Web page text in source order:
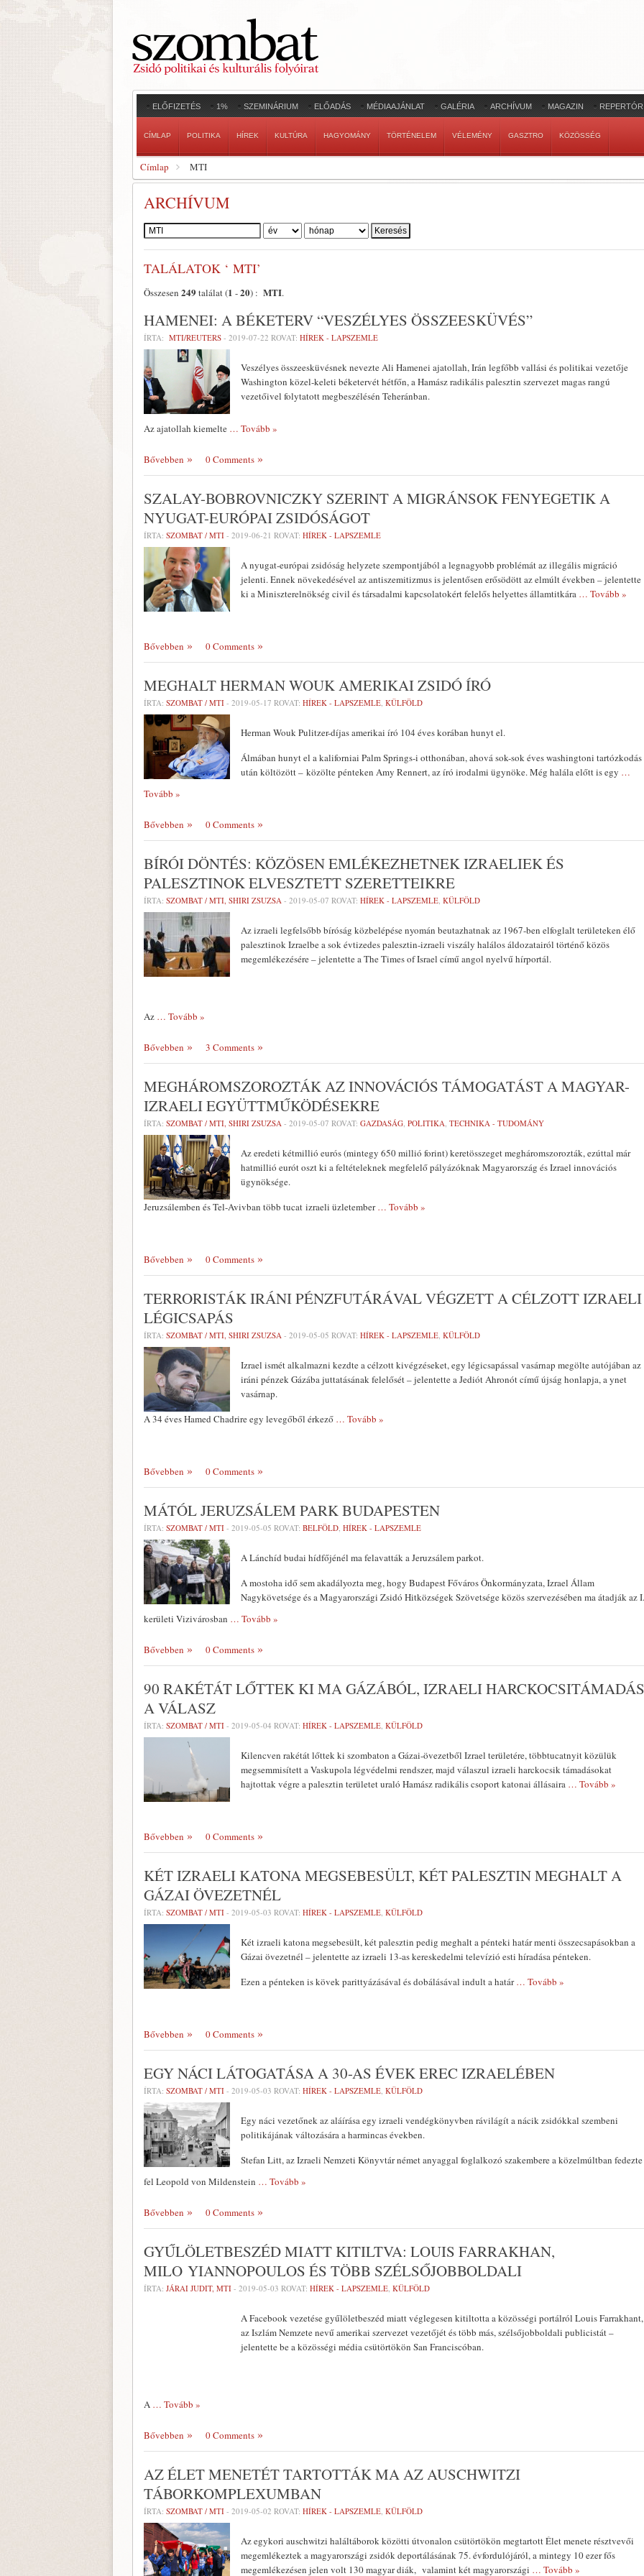
ELŐFIZETÉS 1% SZEMINÁRIUM ELŐADÁS MÉDIAAJÁNLAT GALÉRIA ARCHÍVUM MAGAZIN
CÍMLAP POLITIKA HÍREK KULTÚRA HAGYOMÁNY TÖRTÉNELEM VÉLEMÉNY GASZTRO KÖZÖSSÉG
Címlap MTI
ARCHÍVUM
Szerző:
TALÁLATOK ‘ MTI’
Összesen 249 találat (1 -20) : MTI.
HAMENEI: A BÉKETERV “VESZÉLYES ÖSSZEESKÜVÉS”
ÍRTA: MTI/REUTERS - 2019-07-22 ROVAT: HÍREK - LAPSZEMLE
Veszélyes összeesküvésnek nevezte Ali Hamenei ajatollah, Irán legfőbb vallási és politikai vezetője
Washington közel-keleti béketervét hétfőn, a Hamász radikális palesztin szervezet magas rangú
vezetőivel folytatott megbeszélésén Teheránban.
Az ajatollah kiemelte … Tovább »
Bővebben 0 Comments
SZALAY-BOBROVNICZKY SZERINT A MIGRÁNSOK FENYEGETIK A
NYUGAT-EURÓPAI ZSIDÓSÁGOT
ÍRTA: SZOMBAT / MTI - 2019-06-21 ROVAT: HÍREK - LAPSZEMLE
A nyugat-európai zsidóság helyzete szempontjából a legnagyobb problémát az illegális migráció
jelenti. Ennek növekedésével az antiszemitizmus is jelentősen erősödött az elmúlt években – jelentette
ki a Miniszterelnökség civil és társadalmi kapcsolatokért felelős helyettes államtitkára … Tovább »
Bővebben 0 Comments
MEGHALT HERMAN WOUK AMERIKAI ZSIDÓ ÍRÓ
ÍRTA: SZOMBAT / MTI - 2019-05-17 ROVAT: HÍREK - LAPSZEMLE, KÜLFÖLD
Herman Wouk Pulitzer-díjas amerikai író 104 éves korában hunyt el.
Álmában hunyt el a kaliforniai Palm Springs-i otthonában, ahová sok-sok éves washingtoni tartózkodás
után költözött – közölte pénteken Amy Rennert, az író irodalmi ügynöke. Még halála előtt is egy …
Tovább »
Bővebben 0 Comments
BÍRÓI DÖNTÉS: KÖZÖSEN EMLÉKEZHETNEK IZRAELIEK ÉS
PALESZTINOK ELVESZTETT SZERETTEIKRE
ÍRTA: SZOMBAT / MTI, SHIRI ZSUZSA - 2019-05-07 ROVAT: HÍREK - LAPSZEMLE, KÜLFÖLD
Az izraeli legfelsőbb bíróság közbelépése nyomán beutazhatnak az 1967-ben elfoglalt területeken élő
palesztinok Izraelbe a sok évtizedes palesztin-izraeli viszály halálos áldozatairól történő közös
megemlékezésére – jelentette a The Times of Israel című angol nyelvű hírportál.
Az … Tovább »
Bővebben 3 Comments
MEGHÁROMSZOROZTÁK AZ INNOVÁCIÓS TÁMOGATÁST A MAGYAR-
IZRAELI EGYÜTTMŰKÖDÉSEKRE
ÍRTA: SZOMBAT / MTI, SHIRI ZSUZSA - 2019-05-07 ROVAT: GAZDASÁG, POLITIKA, TECHNIKA - TUDOMÁNY
Az eredeti kétmillió eurós (mintegy 650 millió forint) keretösszeget megháromszorozták, ezúttal már
hatmillió eurót oszt ki a feltételeknek megfelelő pályázóknak Magyarország és Izrael innovációs
ügynöksége.
Jeruzsálemben és Tel-Avivban több tucat izraeli üzletember… Tovább »
Bővebben 0 Comments
TERRORISTÁK IRÁNI PÉNZFUTÁRÁVAL VÉGZETT A CÉLZOTT IZRAELI
LÉGICSAPÁS
ÍRTA: SZOMBAT / MTI, SHIRI ZSUZSA - 2019-05-05 ROVAT: HÍREK - LAPSZEMLE, KÜLFÖLD
Izrael ismét alkalmazni kezdte a célzott kivégzéseket, egy légicsapással vasárnap megölte autójában az
iráni pénzek Gázába juttatásának felelősét – jelentette a Jediót Ahronót című újság honlapja, a ynet
vasárnap.
A 34 éves Hamed Chadrire egy levegőből érkező … Tovább »
Bővebben 0 Comments
MÁTÓL JERUZSÁLEM PARK BUDAPESTEN
ÍRTA: SZOMBAT / MTI - 2019-05-05 ROVAT: BELFÖLD, HÍREK - LAPSZEMLE
A Lánchíd budai hídfőjénél ma felavatták a Jeruzsálem parkot.
A mostoha idő sem akadályozta meg, hogy Budapest Főváros Önkormányzata, Izrael Állam
Nagykövetsége és a Magyarországi Zsidó Hitközségek Szövetsége közös szervezésében ma átadják az I.
kerületi Vizivárosban … Tovább »
Bővebben 0 Comments
90 RAKÉTÁT LŐTTEK KI MA GÁZÁBÓL, IZRAELI HARCKOCSITÁMADÁS
A VÁLASZ
ÍRTA: SZOMBAT / MTI - 2019-05-04 ROVAT: HÍREK - LAPSZEMLE, KÜLFÖLD
Kilencven rakétát lőttek ki szombaton a Gázai-övezetből Izrael területére, többtucatnyit közülük
megsemmisített a Vaskupola légvédelmi rendszer, majd válaszul izraeli harckocsik támadásokat
hajtottak végre a palesztin területet uraló Hamász radikális csoport katonai állásaira … Tovább »
Bővebben 0 Comments
KÉT IZRAELI KATONA MEGSEBESÜLT, KÉT PALESZTIN MEGHALT A
GÁZAI ÖVEZETNÉL
ÍRTA: SZOMBAT / MTI - 2019-05-03 ROVAT: HÍREK - LAPSZEMLE, KÜLFÖLD
Két izraeli katona megsebesült, két palesztin pedig meghalt a pénteki határ menti összecsapásokban a
Gázai övezetnél – jelentette az izraeli 13-as kereskedelmi televízió esti híradása pénteken.
Ezen a pénteken is kövek parittyázásával és dobálásával indult a határ… Tovább »
Bővebben 0 Comments
EGY NÁCI LÁTOGATÁSA A 30-AS ÉVEK EREC IZRAELÉBEN
ÍRTA: SZOMBAT / MTI - 2019-05-03 ROVAT: HÍREK - LAPSZEMLE, KÜLFÖLD
Egy náci vezetőnek az aláírása egy izraeli vendégkönyvben rávilágít a nácik zsidókkal szembeni
politikájának változására a harmincas években.
Stefan Litt, az Izraeli Nemzeti Könyvtár német anyaggal foglalkozó szakembere a közelmúltban fedezte
fel Leopold von Mildenstein … Tovább »
Bővebben 0 Comments
GYŰLÖLETBESZÉD MIATT KITILTVA: LOUIS FARRAKHAN,
MILO YIANNOPOULOS ÉS TÖBB SZÉLSŐJOBBOLDALI
ÍRTA: JÁRAI JUDIT, MTI - 2019-05-03 ROVAT: HÍREK - LAPSZEMLE, KÜLFÖLD
A Facebook vezetése gyűlöletbeszéd miatt véglegesen kitiltotta a közösségi portálról Louis Farrakhant,
az Iszlám Nemzete nevű amerikai szervezet vezetőjét és több más, szélsőjobboldali publicistát –
jelentette be a közösségi média csütörtökön San Franciscóban.
A … Tovább »
Bővebben 0 Comments
AZ ÉLET MENETÉT TARTOTTÁK MA AZ AUSCHWITZI
TÁBORKOMPLEXUMBAN
ÍRTA: SZOMBAT / MTI - 2019-05-02 ROVAT: HÍREK - LAPSZEMLE, KÜLFÖLD
Az egykori auschwitzi haláltáborok közötti útvonalon csütörtökön megtartott Élet menete résztvevői
megemlékeztek a magyarországi zsidók deportálásának 75. évfordulójáról, a mintegy 10 ezer fős
megemlékezésen jelen volt 130 magyar diák, valamint két magyarországi … Tovább »